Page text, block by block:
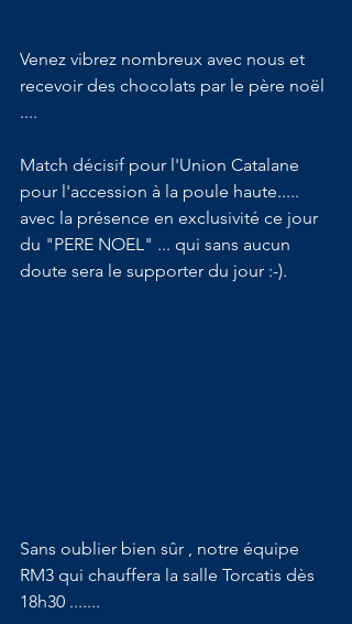
Venez vibrez nombreux avec nous et
recevoir des chocolats par le père noël
....
Match décisif pour l'Union Catalane
pour l'accession à la poule haute.....
avec la présence en exclusivité ce jour
du "PERE NOEL" ... qui sans aucun
doute sera le supporter du jour :-).
Sans oublier bien sûr , notre équipe
RM3 qui chauffera la salle Torcatis dès
18h30 .......